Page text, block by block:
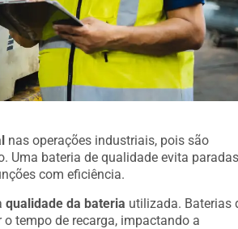
nas operações industriais, pois são
Uma bateria de qualidade evita paradas
com eficiência.
qualidade da bateria utilizada. Baterias
tempo de recarga, impactando a